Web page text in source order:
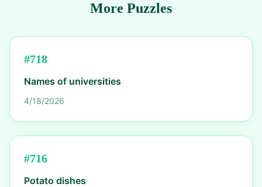
More Puzzles
#718
Names of universities
4/18/2026
#716
Potato dishes